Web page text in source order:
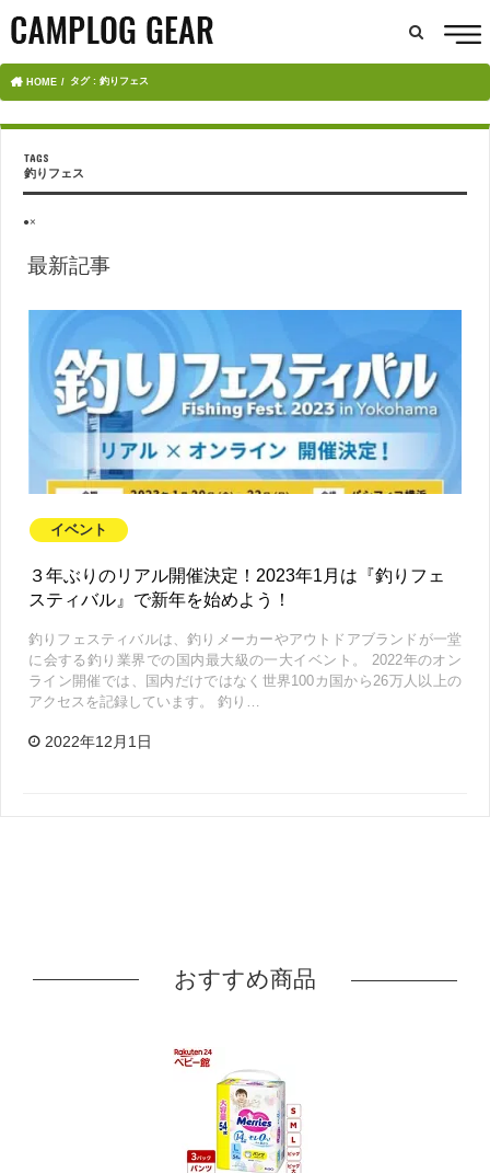
HOME タグ : 釣りフェス
釣りフェス
●×
最新記事
イベント
３年ぶりのリアル開催決定！2023年1月は『釣りフェ
スティバル』で新年を始めよう！
釣りフェスティバルは、釣りメーカーやアウトドアブランドが一堂
に会する釣り業界での国内最大級の一大イベント。 2022年のオン
ライン開催では、国内だけではなく世界100カ国から26万人以上の
アクセスを記録しています。 釣り…
2022年12月1日
おすすめ商品